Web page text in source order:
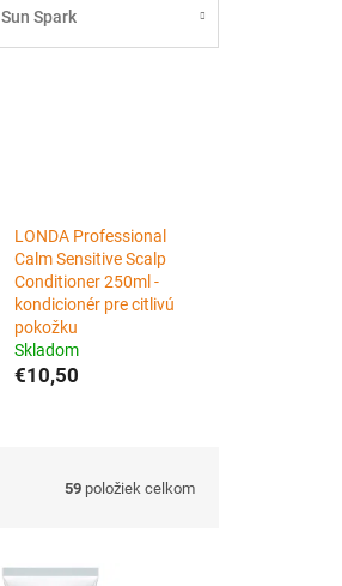
Sun Spark
LONDA Professional
Calm Sensitive Scalp
Conditioner 250ml -
kondicionér pre citlivú
pokožku
Skladom
€10,50
59 položiek celkom